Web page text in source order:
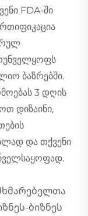
FDA-ში
ბაზრებში.
3 დღის
დიზაინი,
და თქვენი
ბიზნეს